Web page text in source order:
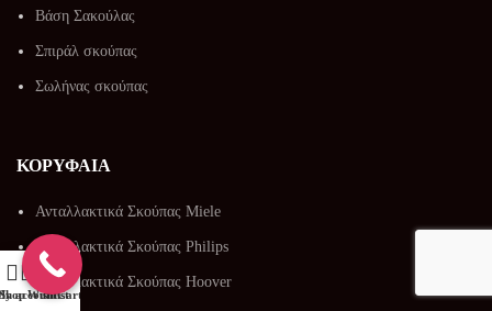
Βάση Σακούλας
Σπιράλ σκούπας
Σωλήνας σκούπας
ΚΟΡΥΦΑΙΑ
Ανταλλακτικά Σκούπας Miele
Ανταλλακτικά Σκούπας Philips
Ανταλλακτικά Σκούπας Hoover
Shopaccount
WishlistCart